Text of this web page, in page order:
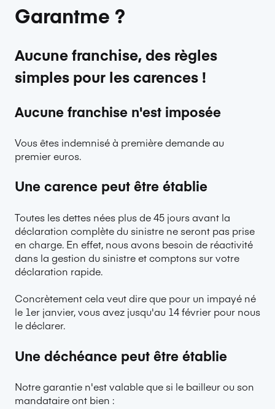
Garantme ?
Aucune franchise, des règles
simples pour les carences !
Aucune franchise n'est imposée
Vous êtes indemnisé à première demande au
premier euros.
Une carence peut être établie
Toutes les dettes nées plus de 45 jours avant la
déclaration complète du sinistre ne seront pas prise
en charge. En effet, nous avons besoin de réactivité
dans la gestion du sinistre et comptons sur votre
déclaration rapide.
Concrètement cela veut dire que pour un impayé né
le 1er janvier, vous avez jusqu'au 14 février pour nous
le déclarer.
Une déchéance peut être établie
Notre garantie n'est valable que si le bailleur ou son
mandataire ont bien :